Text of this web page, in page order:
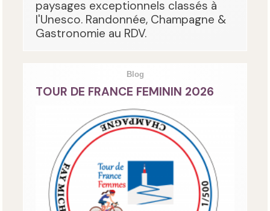
paysages exceptionnels classés à
l'Unesco. Randonnée, Champagne &
Gastronomie au RDV.
Blog
TOUR DE FRANCE FEMININ 2026